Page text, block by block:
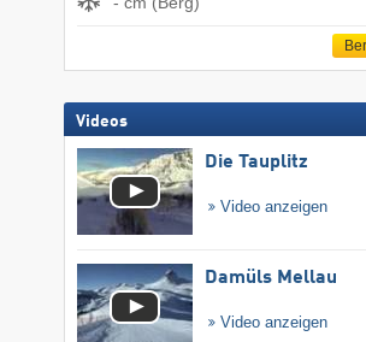
Videos
Die Tauplitz
Video anzeigen
Damüls Mellau
Video anzeigen